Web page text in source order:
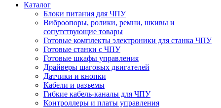
Каталог
Блоки питания для ЧПУ
Виброопоры, ролики, ремни, шкивы и
сопутствующие товары
Готовые комплекты электроники для станка ЧПУ
Готовые станки с ЧПУ
Готовые шкафы управления
Драйверы шаговых двигателей
Датчики и кнопки
Кабели и разъемы
Гибкие кабель-каналы для ЧПУ
Контроллеры и платы управления